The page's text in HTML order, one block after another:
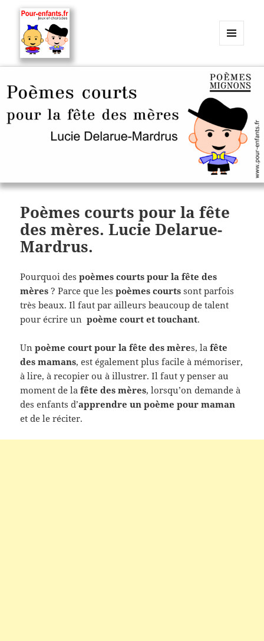
devinettes, pour enfants.
WIDGETS
Poèmes courts pour la fête
des mères. Lucie Delarue-
Mardrus.
Pourquoi despoèmes courts pour la fête des
mères ? Parce que lespoèmes courts sont parfois
très beaux. Il faut par ailleurs beaucoup de talent
pour écrire unpoème court et touchant.
Unpoème court pour la fête des mères, lafête
des mamans, est également plus facile à mémoriser,
à lire, à recopier ou à illustrer. Il faut y penser au
moment de lafête des mères, lorsqu’on demande à
des enfants d’apprendre un poème pour maman
et de le réciter.